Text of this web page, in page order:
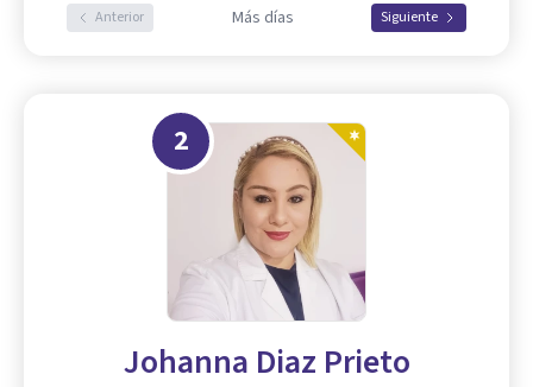
Anterior Más días Siguiente
2
Johanna Diaz Prieto